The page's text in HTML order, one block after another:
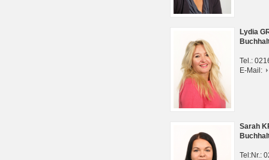
Lydia
Tel.:
E-Mail:
Sarah
Tel:Nr.: